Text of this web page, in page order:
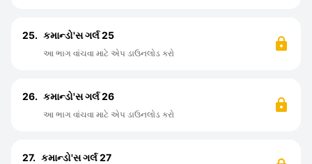
25. કમાન્ડો'સ ગર્લ 25
આ ભાગ વાંચવા માટે એપ ડાઉનલોડ કરો
26. કમાન્ડો'સ ગર્લ 26
આ ભાગ વાંચવા માટે એપ ડાઉનલોડ કરો
27. કમાન્ડો'સ ગર્લ 27